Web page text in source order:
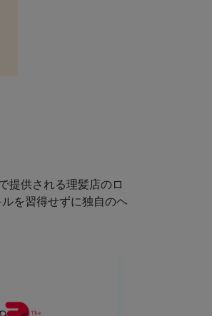
提供される理髪店のロ
を習得せずに独自のヘ